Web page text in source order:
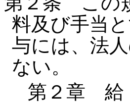
料及び手当
与には、法
ない。
第２章